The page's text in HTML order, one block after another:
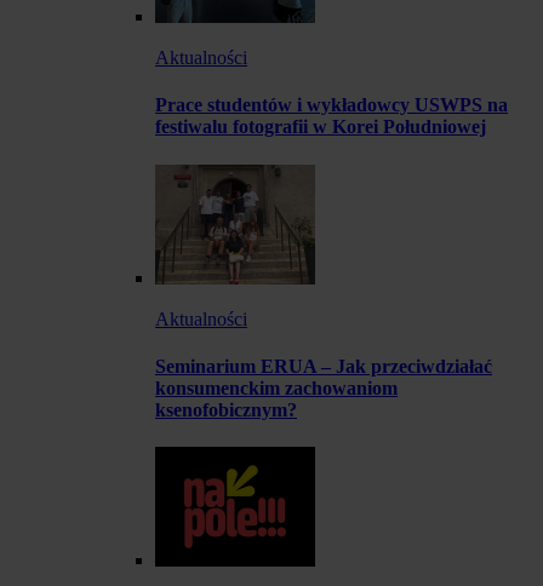
Aktualności
Prace studentów i wykładowcy USWPS na
festiwalu fotografii w Korei Południowej
Aktualności
Seminarium ERUA – Jak przeciwdziałać
konsumenckim zachowaniom
ksenofobicznym?